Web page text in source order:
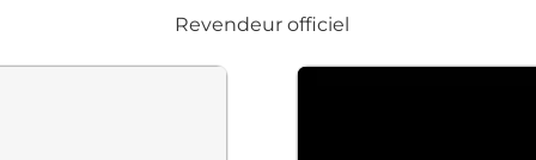
Revendeur officiel